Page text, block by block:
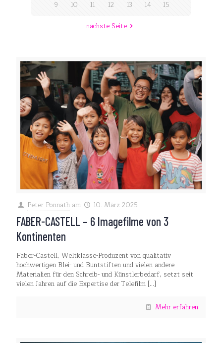
9 10 11 12 13 14
15
nächste Seite
Peter Ponnath am 10. März 2025
FABER-CASTELL – 6 Imagefilme von 3
Kontinenten
Faber-Castell, Weltklasse-Produzent von qualitativ
hochwertigen Blei- und Buntstiften und vielen andere
Materialien für den Schreib- und Künstlerbedarf, setzt seit
vielen Jahren auf die Expertise der Telefilm […]
Mehr erfahren